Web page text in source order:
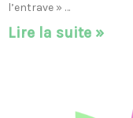
l’entrave » …
Lire la suite »